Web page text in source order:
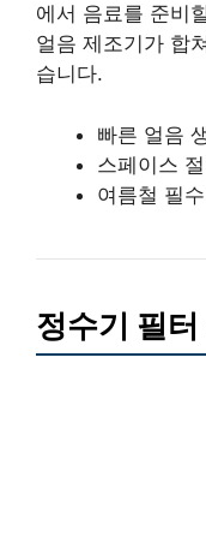
에서 음료를 준비
얼음 제조기가 합
습니다.
빠른 얼음
스페이스
여름철 필수
정수기 필